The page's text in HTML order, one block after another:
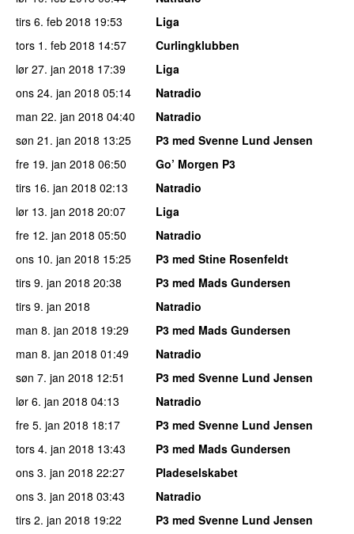
tirs 6. feb 2018 19:53
Liga
tors 1. feb 2018 14:57
Curlingklubben
lør 27. jan 2018 17:39
Liga
ons 24. jan 2018 05:14
Natradio
man 22. jan 2018 04:40
Natradio
søn 21. jan 2018 13:25
P3 med Svenne Lund Jensen
fre 19. jan 2018 06:50
Go’ Morgen P3
tirs 16. jan 2018 02:13
Natradio
lør 13. jan 2018 20:07
Liga
fre 12. jan 2018 05:50
Natradio
ons 10. jan 2018 15:25
P3 med Stine Rosenfeldt
tirs 9. jan 2018 20:38
P3 med Mads Gundersen
tirs 9. jan 2018
Natradio
man 8. jan 2018 19:29
P3 med Mads Gundersen
man 8. jan 2018 01:49
Natradio
søn 7. jan 2018 12:51
P3 med Svenne Lund Jensen
lør 6. jan 2018 04:13
Natradio
fre 5. jan 2018 18:17
P3 med Svenne Lund Jensen
tors 4. jan 2018 13:43
P3 med Mads Gundersen
ons 3. jan 2018 22:27
Pladeselskabet
ons 3. jan 2018 03:43
Natradio
tirs 2. jan 2018 19:22
P3 med Svenne Lund Jensen